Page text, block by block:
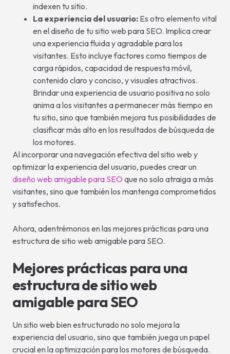
indexen tu sitio.
La experiencia del usuario: Es otro elemento vital
en el diseño de tu sitio web para SEO. Implica crear
una experiencia fluida y agradable para los
visitantes. Esto incluye factores como tiempos de
carga rápidos, capacidad de respuesta móvil,
contenido claro y conciso, y visuales atractivos.
Brindar una experiencia de usuario positiva no solo
anima a los visitantes a permanecer más tiempo en
tu sitio, sino que también mejora tus posibilidades de
clasificar más alto en los resultados de búsqueda de
los motores.
Al incorporar una navegación efectiva del sitio web y
optimizar la experiencia del usuario, puedes crear un
diseño web amigable para SEO que no solo atraiga a más
visitantes, sino que también los mantenga comprometidos
y satisfechos.
Ahora, adentrémonos en las mejores prácticas para una
estructura de sitio web amigable para SEO.
Mejores prácticas para una
estructura de sitio web
amigable para SEO
Un sitio web bien estructurado no solo mejora la
experiencia del usuario, sino que también juega un papel
crucial en la optimización para los motores de búsqueda.